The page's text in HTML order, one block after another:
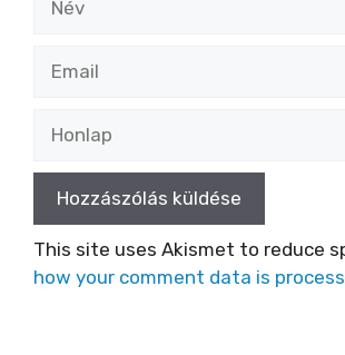
This site uses Akismet to reduce
how your comment data is